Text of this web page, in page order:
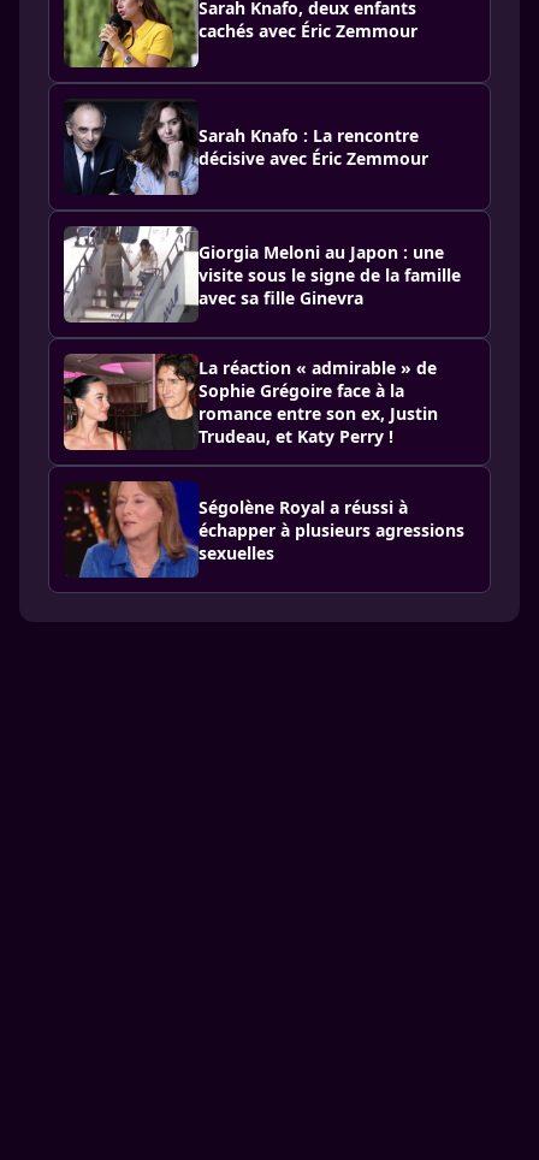
Sarah Knafo, deux enfants
cachés avec Éric Zemmour
Sarah Knafo : La rencontre
décisive avec Éric Zemmour
Giorgia Meloni au Japon : une
visite sous le signe de la famille
avec sa fille Ginevra
La réaction « admirable » de
Sophie Grégoire face à la
romance entre son ex, Justin
Trudeau, et Katy Perry !
Ségolène Royal a réussi à
échapper à plusieurs agressions
sexuelles